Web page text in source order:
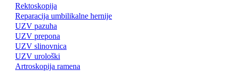
Rektoskopija
Reparacija umbilikalne hernije
UZV pazuha
UZV prepona
UZV slinovnica
UZV urološki
Artroskopija ramena